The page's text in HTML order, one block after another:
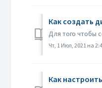
Как создать
Для того чтобы
Чт, 1 Июл, 2021 на
Как